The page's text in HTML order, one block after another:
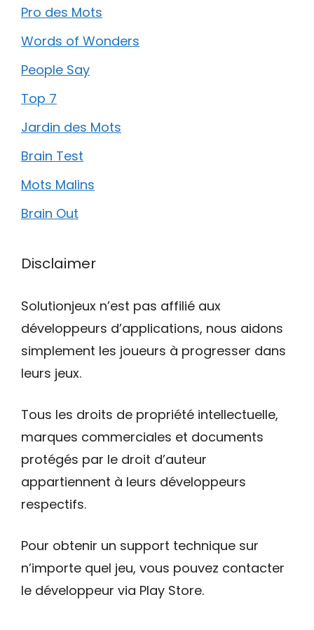
Pro des Mots
Words of Wonders
People Say
Top 7
Jardin des Mots
Brain Test
Mots Malins
Brain Out
Disclaimer
Solutionjeux n’est pas affilié aux
développeurs d’applications, nous aidons
simplement les joueurs à progresser dans
leurs jeux.
Tous les droits de propriété intellectuelle,
marques commerciales et documents
protégés par le droit d’auteur
appartiennent à leurs développeurs
respectifs.
Pour obtenir un support technique sur
n’importe quel jeu, vous pouvez contacter
le développeur via Play Store.